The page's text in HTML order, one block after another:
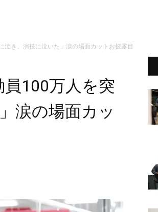
き、演技に泣いた」涙の場面カットお披露目
100万人を突
涙の場面カッ